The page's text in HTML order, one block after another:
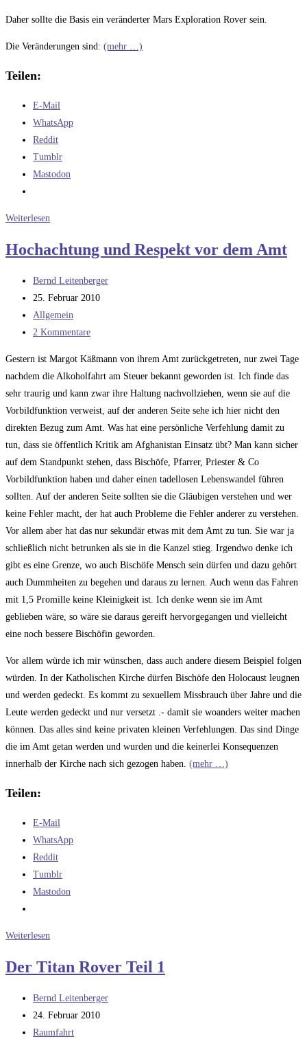
Daher sollte die Basis ein veränderter Mars Exploration Rover sein.
Die Veränderungen sind: (mehr …)
Teilen:
E-Mail
WhatsApp
Reddit
Tumblr
Mastodon
Weiterlesen
Rover
2
Hochachtung und Respekt vor dem Amt
Beitrags-
Autor:
Bernd Leitenberger
Beitrag
veröffentlicht:
25. Februar 2010
Beitrags-
Kategorie:
Allgemein
Beitrags-
2 Kommentare
Gestern ist Margot Käßmann von ihrem Amt zurückgetreten, nur zwei Tage
nachdem die Alkoholfahrt am Steuer bekannt geworden ist. Ich finde das
sehr traurig und kann zwar ihre Haltung nachvollziehen, wenn sie auf die
Vorbildfunktion verweist, auf der anderen Seite sehe ich hier nicht den
direkten Bezug zum Amt. Was hat eine persönliche Verfehlung damit zu
tun, dass sie öffentlich Kritik am Afghanistan Einsatz übt? Man kann sicher
auf dem Standpunkt stehen, dass Bischöfe, Pfarrer, Priester & Co
Vorbildfunktion haben und daher einen tadellosen Lebenswandel führen
sollten. Auf der anderen Seite sollten sie die Gläubigen verstehen und wer
keine Fehler macht, der hat auch Probleme die Fehler anderer zu verstehen.
Vor allem aber hat das nur sekundär etwas mit dem Amt zu tun. Sie war ja
schließlich nicht betrunken als sie in die Kanzel stieg. Irgendwo denke ich
gibt es eine Grenze, wo auch Bischöfe Mensch sein dürfen und dazu gehört
auch Dummheiten zu begehen und daraus zu lernen. Auch wenn das Fahren
mit 1,5 Promille keine Kleinigkeit ist. Ich denke wenn sie im Amt
geblieben wäre, so wäre sie daraus gereift hervorgegangen und vielleicht
eine noch bessere Bischöfin geworden.
Vor allem würde ich mir wünschen, dass auch andere diesem Beispiel folgen
würden. In der Katholischen Kirche dürfen Bischöfe den Holocaust leugnen
und werden gedeckt. Es kommt zu sexuellem Missbrauch über Jahre und die
Leute werden gedeckt und nur versetzt .- damit sie woanders weiter machen
können. Das alles sind keine privaten kleinen Verfehlungen. Das sind Dinge
die im Amt getan werden und wurden und die keinerlei Konsequenzen
innerhalb der Kirche nach sich gezogen haben. (mehr …)
Teilen:
E-Mail
WhatsApp
Reddit
Tumblr
Mastodon
Weiterlesen
Respekt
dem
Amt
Der Titan Rover Teil 1
Beitrags-
Autor:
Bernd Leitenberger
Beitrag
veröffentlicht:
24. Februar 2010
Beitrags-
Raumfahrt